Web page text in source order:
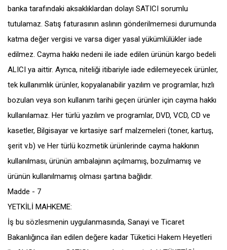
banka tarafındaki aksaklıklardan dolayı SATICI sorumlu
tutulamaz. Satış faturasının aslının gönderilmemesi durumunda
katma değer vergisi ve varsa diger yasal yükümlülükler iade
edilmez. Cayma hakkı nedeni ile iade edilen ürünün kargo bedeli
ALICI ya aittir. Ayrıca, niteliği itibariyle iade edilemeyecek ürünler,
tek kullanımlık ürünler, kopyalanabilir yazılım ve programlar, hızlı
bozulan veya son kullanım tarihi geçen ürünler için cayma hakkı
kullanılamaz. Her türlü yazılım ve programlar, DVD, VCD, CD ve
kasetler, Bilgisayar ve kırtasiye sarf malzemeleri (toner, kartuş,
şerit v.b) ve Her türlü kozmetik ürünlerinde cayma hakkının
kullanılması, ürünün ambalajının açılmamış, bozulmamış ve
ürünün kullanılmamış olması şartına bağlıdır.
Madde - 7
YETKİLİ MAHKEME:
İş bu sözlesmenin uygulanmasında, Sanayi ve Ticaret
Bakanlığınca ilan edilen değere kadar Tüketici Hakem Heyetleri